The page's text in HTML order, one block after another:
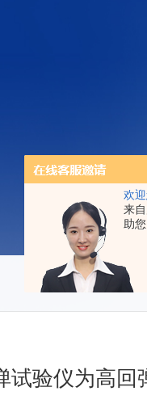
欢迎
来
助
试验仪为高回